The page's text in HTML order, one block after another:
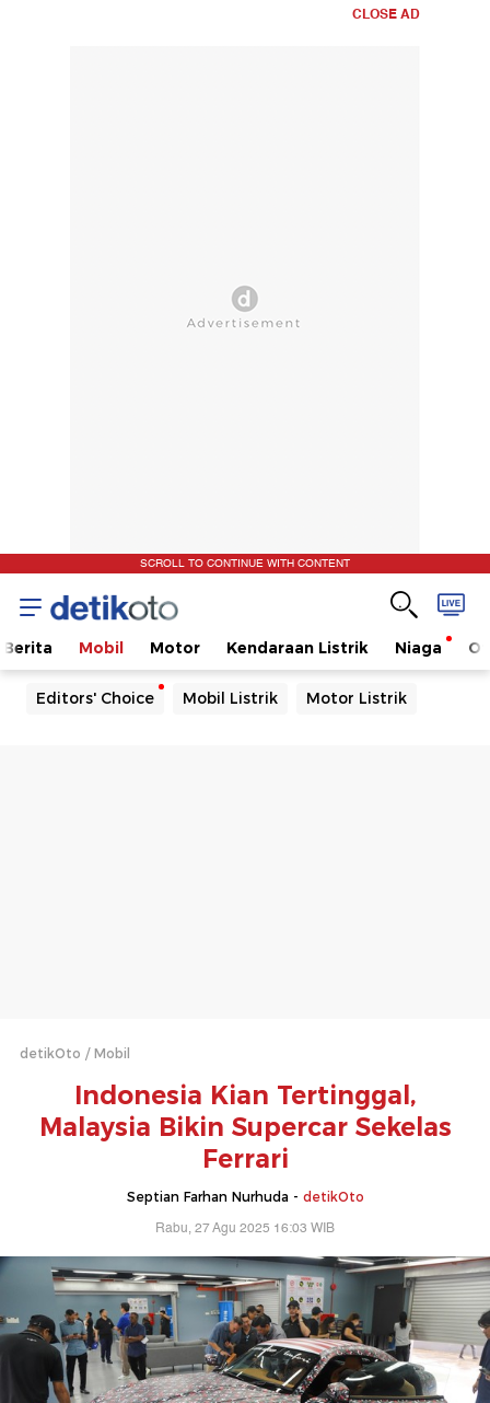
CLOSE AD
SCROLL TO CONTINUE WITH CONTENT
Berita Mobil Motor Kendaraan Listrik Niaga
Editors' Choice Mobil Listrik Motor Listrik
detikOto Mobil
Indonesia Kian Tertinggal,
Malaysia Bikin Supercar Sekelas
Ferrari
Septian Farhan Nurhuda - detikOto
Rabu, 27 Agu 2025 16:03 WIB